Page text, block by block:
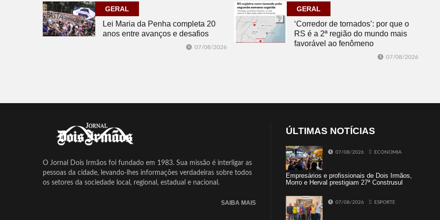
GERAL
Lei Maria da Penha completa 20
anos entre avanços e desafios
07/08/2026
GERAL
‘Corredor de tornados’: por que o
RS é a 2ª região do mundo mais
favorável ao fenômeno
07/08/2026
O Jornal Dois Irmãos foi fundado em 1983. Sua missão é interligar as
pessoas da cidade, levando-lhes informações verdadeiras sobre todos
os setores da sociedade local, regional, estadual e nacional.
SAIBA MAIS
ÚLTIMAS NOTÍCIAS
07/08/2026 ECONOMIA
Empresários e profissionais de Dois Irmãos,
Morro e Herval prestigiam 27ª Construsul
07/08/2026 ESPORTE